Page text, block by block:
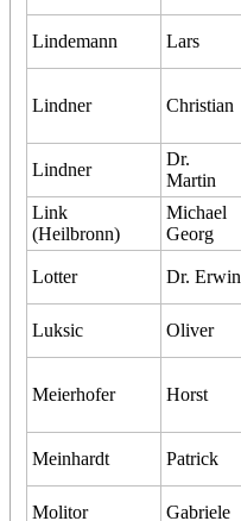
Lindemann Lars
Lindner Christian
Lindner
Dr.
Martin
Link
(Heilbronn)
Michael
Georg
Lotter Dr. Erwin
Luksic Oliver
Meierhofer Horst
Meinhardt Patrick
Molitor Gabriele